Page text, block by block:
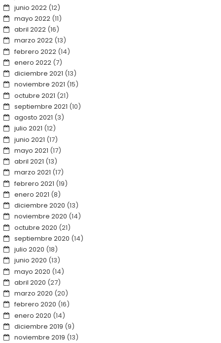
junio 2022(12)
mayo 2022(11)
abril 2022(16)
marzo 2022(13)
febrero 2022(14)
enero 2022(7)
diciembre 2021 (13)
noviembre 2021 (15)
octubre 2021 (21)
septiembre 2021 (10)
agosto 2021 (3)
julio 2021 (12)
junio 2021 (17)
mayo 2021 (17)
abril 2021 (13)
marzo 2021 (17)
febrero 2021 (19)
enero 2021 (8)
diciembre 2020 (13)
noviembre 2020 (14)
octubre 2020 (21)
septiembre 2020 (14)
julio 2020 (18)
junio 2020 (13)
mayo 2020 (14)
abril 2020 (27)
marzo 2020 (20)
febrero 2020 (16)
enero 2020 (14)
diciembre 2019 (9)
noviembre 2019 (13)